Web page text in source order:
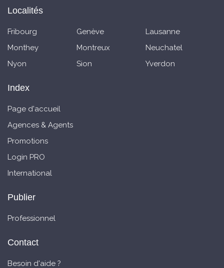
Localités
Fribourg Genève
Lausanne
Monthey
Montreux
Neuchatel
Nyon
Sion Yverdon
Index
Page d'accueil
Agences & Agents
Promotions
Login PRO
International
Publier
Professionnel
Contact
Besoin d'aide ?